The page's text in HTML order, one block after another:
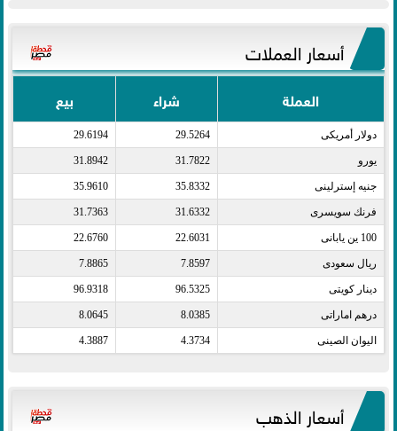
أسعار العملات
العملة شراء بيع
دولار أمريكى​ 29.5264
29.6194
يورو​ 31.7822
31.8942
جنيه إسترلينى​ 35.8332
35.9610
فرنك سويسرى​ 31.6332
31.7363
100 ين يابانى​ 22.6031
22.6760
ريال سعودى​ 7.8597
7.8865
دينار كويتى​ 96.5325
96.9318
درهم اماراتى​ 8.0385
8.0645
اليوان الصينى​ 4.3734
4.3887
أسعار الذهب